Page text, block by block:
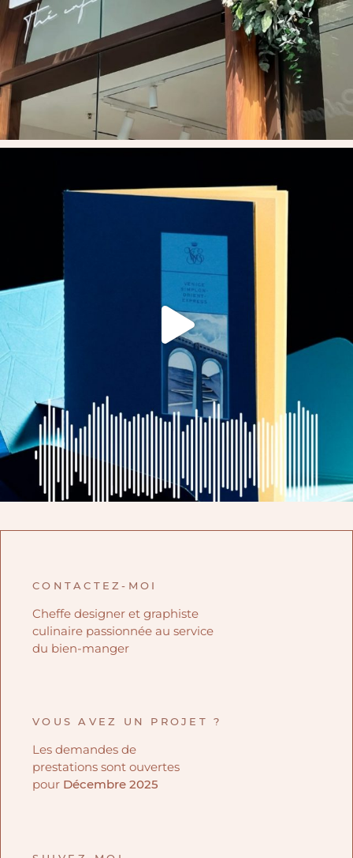
CONTACTEZ-MOI
Cheffe designer et graphiste
culinaire passionnée au service
du bien-manger
VOUS AVEZ UN PROJET ?
Les demandes de
prestations sont ouvertes
pour Décembre 2025